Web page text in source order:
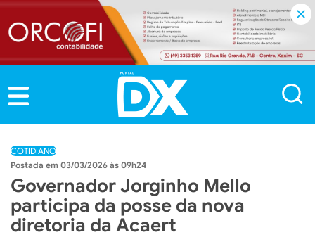
COTIDIANO
03/03/2026 às 09h24
Governador Jorginho Mello
participa da posse da nova
diretoria da Acaert